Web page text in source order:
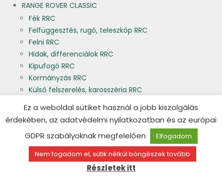
RANGE ROVER CLASSIC
Fék RRC
Felfüggesztés, rugó, teleszkóp RRC
Felni RRC
Hidak, differenciálok RRC
Kipufogó RRC
Kormányzás RRC
Külső felszerelés, karosszéria RRC
Lökhárító, haspáncél, küszöb RRC
Motor RRC
Szimering, tömítés RRC
Utastér felszerelés RRC
Ez a weboldal sütiket használ a jobb kiszolgálás
érdekében, az adatvédelmi nyilatkozatban és az európai
GDPR szabályoknak megfelelően
Elfogadom
Nem fogadom el, sütik nélkül böngészek tovább
Részletek itt